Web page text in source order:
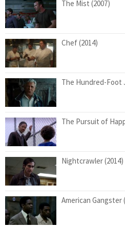
The Mist (2007)
Chef (2014)
The Hundred-Foot
The Pursuit of
Nightcrawler (2014)
American Gangster